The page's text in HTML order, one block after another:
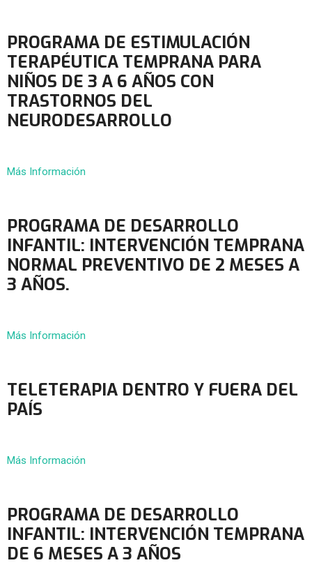
PROGRAMA DE ESTIMULACIÓN
TERAPÉUTICA TEMPRANA PARA
NIÑOS DE 3 A 6 AÑOS CON
TRASTORNOS DEL
NEURODESARROLLO
Más Información
PROGRAMA DE DESARROLLO
INFANTIL: INTERVENCIÓN TEMPRANA
NORMAL PREVENTIVO DE 2 MESES A
3 AÑOS.
Más Información
TELETERAPIA DENTRO Y FUERA DEL
PAÍS
Más Información
PROGRAMA DE DESARROLLO
INFANTIL: INTERVENCIÓN TEMPRANA
DE 6 MESES A 3 AÑOS